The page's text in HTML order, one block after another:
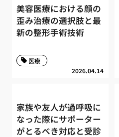
美容医療における顔の
歪み治療の選択肢と最
新の整形手術技術
2026.04.14
医療
家族や友人が過呼吸に
なった際にサポーター
がとるべき対応と受診